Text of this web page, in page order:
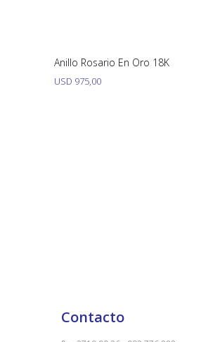
Anillo Rosario En Oro 18K
USD 975,00
Contacto